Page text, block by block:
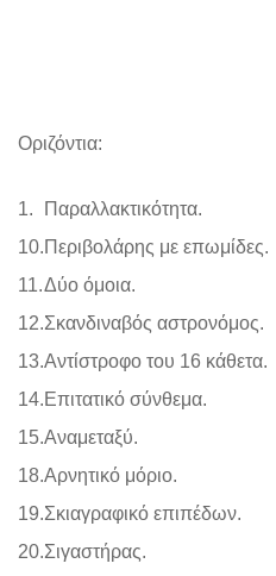
Οριζόντια:
1.
Παραλλακτικότητα.
10.Περιβολάρης με επωμίδες.
11.Δύο όμοια.
12.Σκανδιναβός αστρονόμος.
13.Αντίστροφο του 16 κάθετα.
14.Επιτατικό σύνθεμα.
15.Αναμεταξύ.
18.Αρνητικό μόριο.
19.Σκιαγραφικό επιπέδων.
20.Σιγαστήρας.